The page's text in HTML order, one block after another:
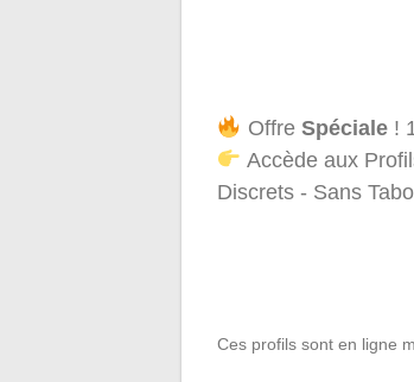
Offre Spéciale!
Accède aux
Discrets - Sans
Ces profils sont en ligne